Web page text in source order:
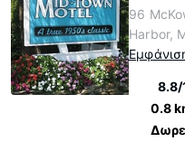
96
Harbor,
8.8/
0.8